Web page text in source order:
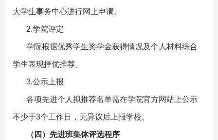
大学生事务中心进行网上申请。
2.学院评定
学院根据优秀学生奖学金获得情况及个人材料综合
学生表现择优推荐。
3.公示上报
各项先进个人拟推荐名单需在学院官方网站上公示
不少于3个工作日，无异议后上报学校。
（四）先进班集体评选程序